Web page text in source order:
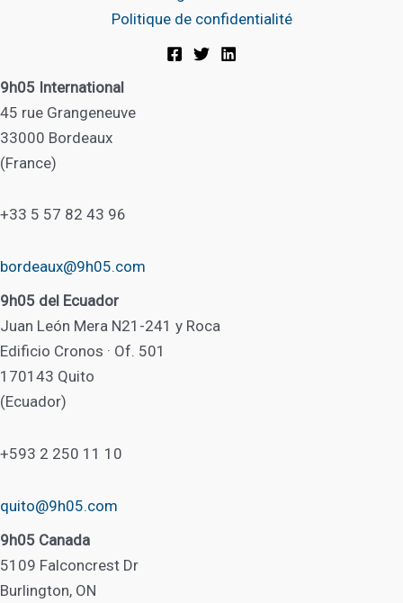
Politique de confidentialité
9h05 International
45 rue Grangeneuve
33000 Bordeaux
(France)
+33 5 57 82 43 96
bordeaux@9h05.com
9h05 del Ecuador
Juan León Mera N21-241 y Roca
Edificio Cronos · Of. 501
170143 Quito
(Ecuador)
+593 2 250 11 10
quito@9h05.com
9h05 Canada
5109 Falconcrest Dr
Burlington, ON